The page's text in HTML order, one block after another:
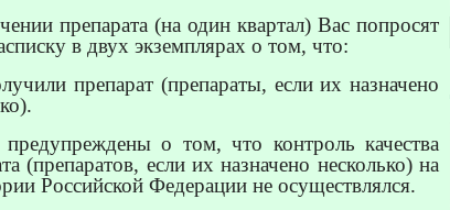
препарата (на один квартал) Вас попросят
в двух экземплярах о том, что:
препарат (препараты, если их назначено
о том, что контроль качества
(препаратов, если их назначено несколько) на
Российской Федерации не осуществлялся.